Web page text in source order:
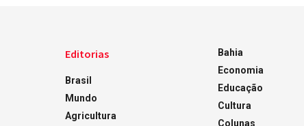
Editorias
Brasil
Mundo
Agricultura
Bahia
Economia
Educação
Cultura
Colunas